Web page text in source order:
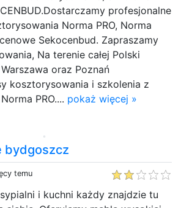
profesjonalne
Norma PRO, Norma
Sekocenbud. Zapraszamy
Na terenie całej Polski
oraz Poznań
kosztorysowania i szkolenia z
PRO.... pokaż więcej »
bydgoszcz
temu
i kuchni każdy znajdzie tu